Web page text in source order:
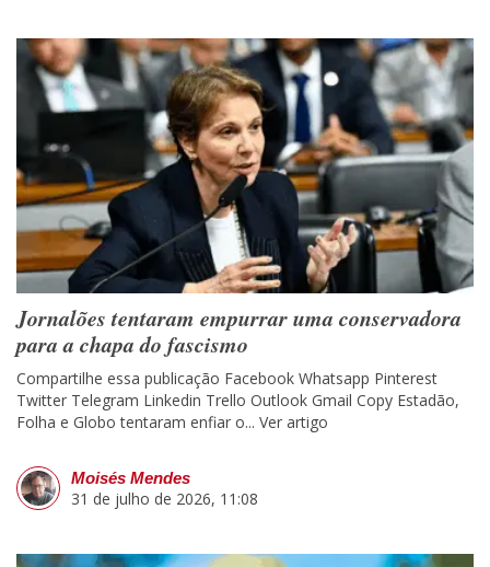
Jornalões tentaram empurrar uma conservadora
para a chapa do fascismo
Compartilhe essa publicação Facebook Whatsapp Pinterest
Twitter Telegram Linkedin Trello Outlook Gmail Copy Estadão,
Folha e Globo tentaram enfiar o... Ver artigo
Moisés Mendes
31 de julho de 2026, 11:08